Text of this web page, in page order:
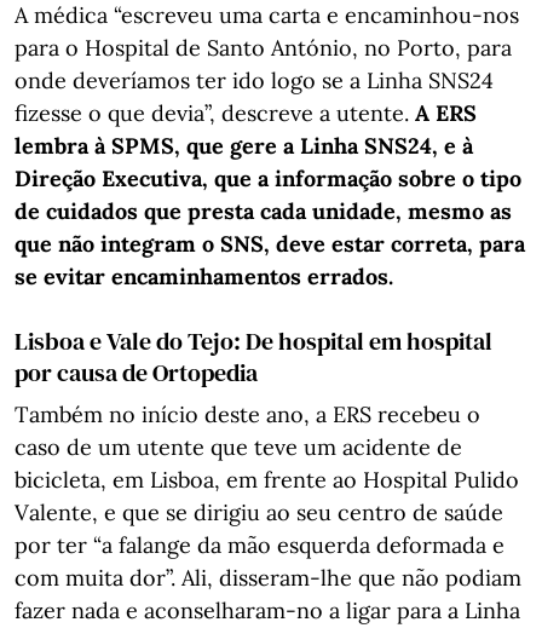
A médica “escreveu uma carta e encaminhou-nos
para o Hospital de Santo António, no Porto, para
onde deveríamos ter ido logo se a Linha SNS24
fizesse o que devia”, descreve a utente. A ERS
lembra à SPMS, que gere a Linha SNS24, e à
Direção Executiva, que a informação sobre o tipo
de cuidados que presta cada unidade, mesmo as
que não integram o SNS, deve estar correta, para
se evitar encaminhamentos errados.
Lisboa e Vale do Tejo: De hospital em hospital
por causa de Ortopedia
Também no início deste ano, a ERS recebeu o
caso de um utente que teve um acidente de
bicicleta, em Lisboa, em frente ao Hospital Pulido
Valente, e que se dirigiu ao seu centro de saúde
por ter “a falange da mão esquerda deformada e
com muita dor”. Ali, disseram-lhe que não podiam
fazer nada e aconselharam-no a ligar para a Linha